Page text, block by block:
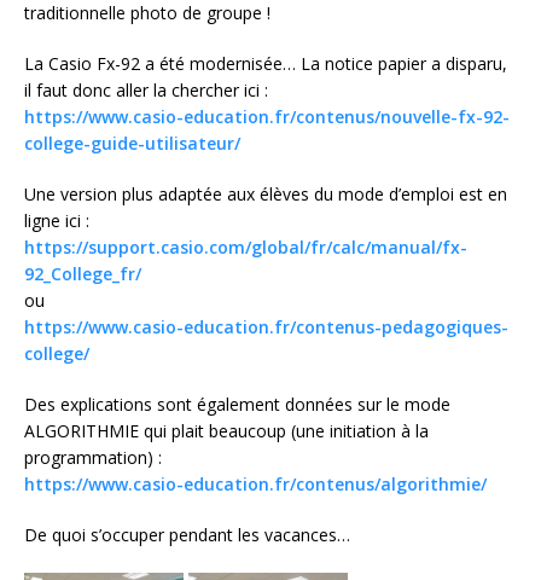
traditionnelle photo de groupe !
La Casio Fx-92 a été modernisée… La notice papier a disparu,
il faut donc aller la chercher ici :
https://www.casio-education.fr/contenus/nouvelle-fx-92-
college-guide-utilisateur/
Une version plus adaptée aux élèves du mode d’emploi est en
ligne ici :
https://support.casio.com/global/fr/calc/manual/fx-
92_College_fr/
ou
https://www.casio-education.fr/contenus-pedagogiques-
college/
Des explications sont également données sur le mode
ALGORITHMIE qui plait beaucoup (une initiation à la
programmation) :
https://www.casio-education.fr/contenus/algorithmie/
De quoi s’occuper pendant les vacances…